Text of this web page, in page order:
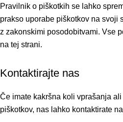
Pravilnik o piškotkih se lahko
prakso uporabe piškotkov na svoji
z zakonskimi posodobitvami. Vse
na tej strani.
Kontaktirajte nas
Če imate kakršna koli vprašanja
piškotkov, nas lahko kontaktirate